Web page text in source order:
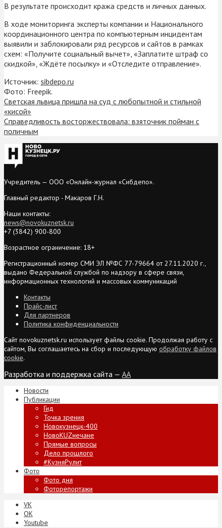
В результате происходит кража средств и личных данных.
В ходе мониторинга эксперты компании и Национального
координационного центра по компьютерным инцидентам
выявили и заблокировали ряд ресурсов и сайтов в рамках
схем: «Получите социальный вычет», «Заплатите штраф со
скидкой», «Ждёте посылку» и «Отследите отправление».
Источник: sibdepo.ru
Фото: Freepik.
Светская львица пришла на суд с любопытной и стильной
«кисой»
Справедливость восторжествовала: взяточник пойман с
поличным
Учредитель — ООО «Онлайн-журнал «Сибдепо».
Главный редактор - Макаров Г.Н.
Наши контакты:
news@novokuznetsk.ru
+7 (3842) 900-800
Возрастное ограничение: 18+
Регистрационный номер СМИ ЭЛ №ФС 77-79664 от 27.11.2020 г.,
выдано Федеральной службой по надзору в сфере связи,
информационных технологий и массовых коммуникаций
Контакты
Прайс-лист
Для партнеров
Политика конфиденциальности
Сайт novokuznetsk.ru использует файлы cookie. Продолжая работу с
сайтом, Вы соглашаетесь на сбор и последующую обработку файлов
cookie.
Разработка и поддержка сайта — AA
Новости
Публикации
Гид
Точка зрения
Новокузнецк-400
НовоKUZнечане
Прямые вопросы
Дело прошлого
#КузняРулит
Фото
Фото дня
Фоторепортажи
VK
ОК
Youtube